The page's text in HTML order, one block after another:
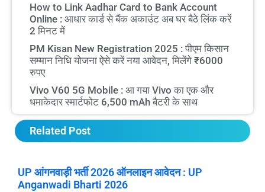
How to Link Aadhar Card to Bank Account
Online : आधार कार्ड से बैंक अकाउंट अब घर बैठे लिंक करें
2 मिनट में
PM Kisan New Registration 2025 : पीएम किसान
सम्मान निधि योजना ऐसे करें नया आवेदन, मिलेंगे ₹6000
रुपए
Vivo V60 5G Mobile : आ गया Vivo का एक और
धमाकेदार स्मार्टफोट 6,500 mAh बैटरी के साथ
Related Post
UP आंगनवाड़ी भर्ती 2026 ऑनलाइन आवेदन : UP
Anganwadi Bharti 2026